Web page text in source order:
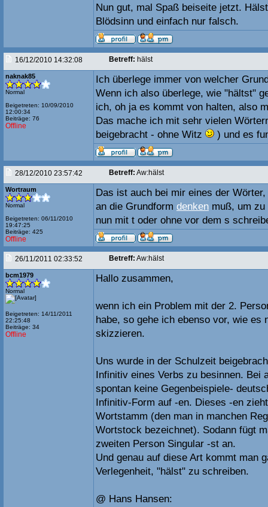
Nun gut, mal Spaß beiseite jetzt.
Blödsinn und einfach nur falsch.
16/12/2010 14:32:08 Betreff: hälst
naknak85
Normal
Beigetreten: 10/09/2010
12:00:34
Beiträge: 76
Offline
Ich überlege immer von welcher
Wenn ich also überlege, wie "hältst"
ich, oh ja es kommt von halten, also
Das mache ich mit sehr vielen
beigebracht - ohne Witz
) und es
28/12/2010 23:57:42 Betreff: Aw:hälst
Wortraum
Normal
Beigetreten: 06/11/2010
19:47:25
Beiträge: 425
Offline
Das ist auch bei mir eines der
an die Grundform denken muß, um
nun mit t oder ohne vor dem s
26/11/2011 02:33:52 Betreff: Aw:hälst
bcm1979
Normal
Beigetreten: 14/11/2011
22:25:48
Beiträge: 34
Offline
Hallo zusammen,
wenn ich ein Problem mit der 2.
habe, so gehe ich ebenso vor, wie es
skizzieren.
Uns wurde in der Schulzeit
Infinitiv eines Verbs zu besinnen. Bei
spontan keine Gegenbeispiele-
Infinitiv-Form auf -en. Dieses -en
Wortstamm (den man in manchen
Wortstock bezeichnet). Sodann fügt
zweiten Person Singular -st an.
Und genau auf diese Art kommt man
Verlegenheit, "hälst" zu schreiben.
@ Hans Hansen: